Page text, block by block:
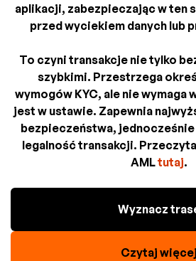
aplikacji, zabezpieczając w ten
przed wyciekiem danych lub
To czyni transakcje nie tylko
szybkimi. Przestrzega
wymogów KYC, ale nie wymaga
jest w ustawie. Zapewnia
bezpieczeństwa, jednocześnie
legalność transakcji.
AMLtutaj.
Wyznacz
Czytaj więcej